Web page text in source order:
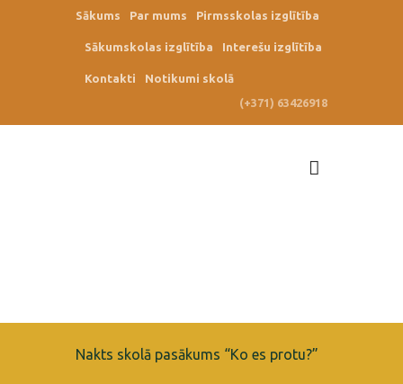
Sākums Par mums Pirmsskolas izglītība
Sākumskolas izglītība Interešu izglītība
Kontakti
Notikumi skolā
(+371) 63426918
Nakts skolā pasākums “Ko es protu?”